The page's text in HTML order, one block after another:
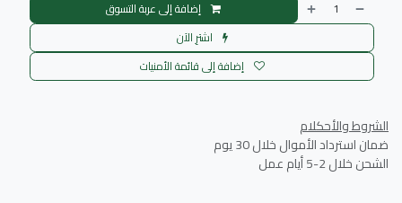
إضافة إلى عربة التسوق
اشترِ الآن
إضافة إلى قائمة الأمنيات
الشروط والأحكلام
ضمان استرداد الأموال خلال 30 يوم
الشحن خلال 2-5 أيام عمل